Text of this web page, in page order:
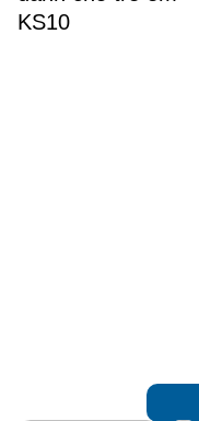
KS10